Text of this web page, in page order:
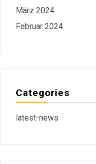
März 2024
Februar 2024
Categories
latest-news